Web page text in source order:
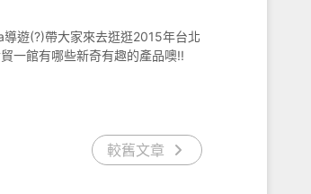
遊(?)帶大家來去逛逛2015年台北
一館有哪些新奇有趣的產品噢!!
較舊文章